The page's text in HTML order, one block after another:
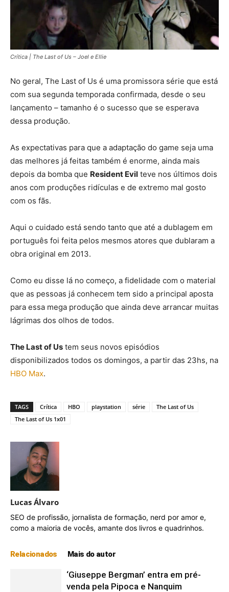
Crítica | The Last of Us – Joel e Ellie
No geral, The Last of Us é uma promissora série que está
com sua segunda temporada confirmada, desde o seu
lançamento – tamanho é o sucesso que se esperava
dessa produção.
As expectativas para que a adaptação do game seja uma
das melhores já feitas também é enorme, ainda mais
depois da bomba que Resident Evil teve nos últimos dois
anos com produções ridículas e de extremo mal gosto
com os fãs.
Aqui o cuidado está sendo tanto que até a dublagem em
português foi feita pelos mesmos atores que dublaram a
obra original em 2013.
Como eu disse lá no começo, a fidelidade com o material
que as pessoas já conhecem tem sido a principal aposta
para essa mega produção que ainda deve arrancar muitas
lágrimas dos olhos de todos.
The Last of Us tem seus novos episódios
disponibilizados todos os domingos, a partir das 23hs, na
HBO Max.
TAGS Crítica HBO playstation série
The Last of Us
The Last of Us 1x01
Lucas Álvaro
SEO de profissão, jornalista de formação, nerd por amor e,
como a maioria de vocês, amante dos livros e quadrinhos.
Relacionados Mais do autor
‘Giuseppe Bergman’ entra em pré-
venda pela Pipoca e Nanquim